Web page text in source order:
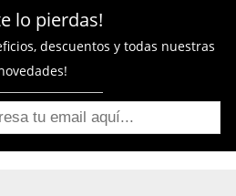
lo pierdas!
descuentos y todas nuestras